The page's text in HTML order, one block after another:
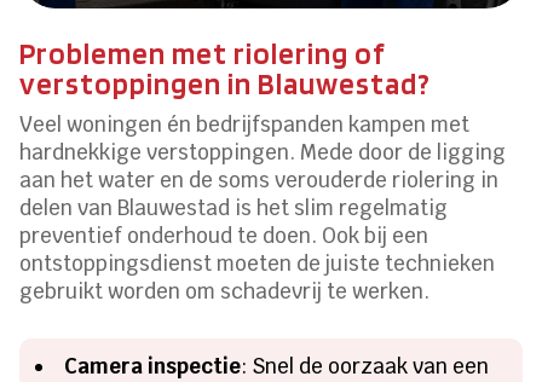
Problemen met riolering of
verstoppingen in Blauwestad?
Veel woningen én bedrijfspanden kampen met
hardnekkige verstoppingen. Mede door de ligging
aan het water en de soms verouderde riolering in
delen van Blauwestad is het slim regelmatig
preventief onderhoud te doen. Ook bij een
ontstoppingsdienst moeten de juiste technieken
gebruikt worden om schadevrij te werken.
Camera inspectie: Snel de oorzaak van een